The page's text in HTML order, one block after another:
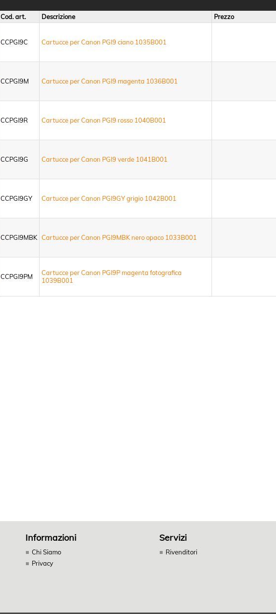
Cod. art. Descrizione Prezzo
CCPGI9C Cartucce per Canon PGI9 ciano 1035B001
CCPGI9M Cartucce per Canon PGI9 magenta 1036B001
CCPGI9R Cartucce per Canon PGI9 rosso 1040B001
CCPGI9G Cartucce per Canon PGI9 verde 1041B001
CCPGI9GY Cartucce per Canon PGI9GY grigio 1042B001
CCPGI9MBK Cartucce per Canon PGI9MBK nero opaco 1033B001
CCPGI9PM
Cartucce per Canon PGI9P magenta fotografica
1039B001
Informazioni
Chi Siamo
Privacy
Servizi
Rivenditori